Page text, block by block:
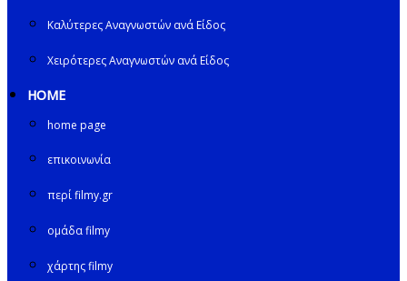
Καλύτερες Αναγνωστών ανά Είδος
Χειρότερες Αναγνωστών ανά Είδος
HOME
home page
επικοινωνία
περί filmy.gr
ομάδα filmy
χάρτης filmy